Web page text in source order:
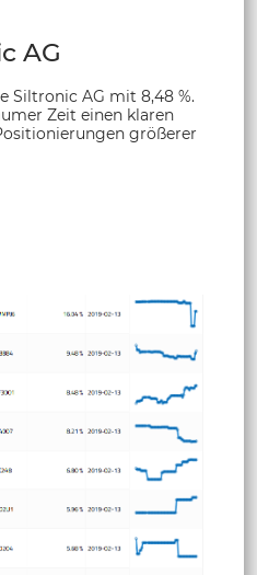
AG
Siltronic AG mit 8,48 %.
Zeit einen klaren
größerer